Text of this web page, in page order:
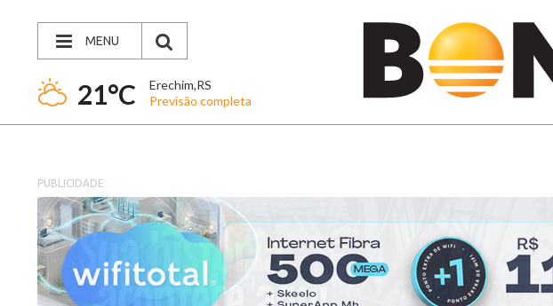
MENU
21°C
Erechim,RS
Previsão completa
PUBLICIDADE